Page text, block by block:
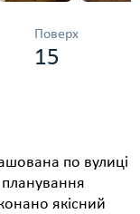
Поверх
15
по вулиці
якісний